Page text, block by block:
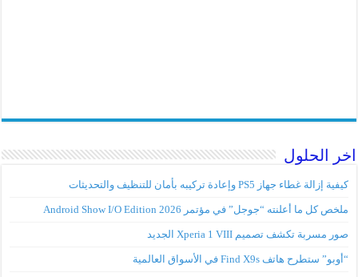
اخر الحلول
كيفية إزالة غطاء جهاز PS5 وإعادة تركيبه بأمان للتنظيف والتحديثات
ملخص كل ما أعلنته “جوجل” في مؤتمر Android Show I/O Edition 2026
صور مسربة تكشف تصميم Xperia 1 VIII الجديد
“أوبو” ستطرح هاتف Find X9s في الأسواق العالمية